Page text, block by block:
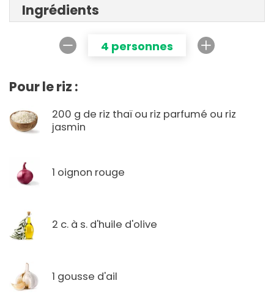
Ingrédients
4 personnes
Pour le riz :
200 g de riz thaï ou riz parfumé ou riz
jasmin
1 oignon rouge
2 c. à s. d'huile d'olive
1 gousse d'ail